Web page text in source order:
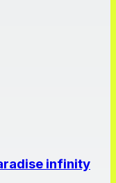
infinity